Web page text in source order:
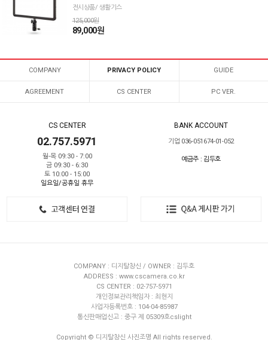
전시상품/ 생활기스
125,000원
89,000원
COMPANY PRIVACY POLICY GUIDE
AGREEMENT CS CENTER PC VER.
CS CENTER
02.757.5971
월-목 09:30 - 7:00
금 09:30 - 6:30
토 10:00 - 15:00
일요일/공휴일 휴무
BANK ACCOUNT
기업 036-051674-01-052
예금주 : 김두호
COMPANY : 디지탈창신 / OWNER : 김두호
ADDRESS : www.cscamera.co.kr
CS CENTER : 02-757-5971
개인정보관리책임자 : 최현지
사업자등록번호 : 104-04-85987
통신판매업신고 : 중구 제 05309호cslight
Copyright © 디지탈창신 사진조명 All rights reserved.